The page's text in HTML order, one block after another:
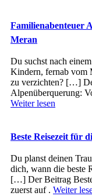
Familienabenteuer
Meran
Du suchst nach
Kindern, fernab vom
zu verzichten? […]
Alpenüberquerung:
Weiter lesen
Beste Reisezeit für
Du planst deinen
dich, wann die beste
[…] Der Beitrag
zuerst auf . Weiter